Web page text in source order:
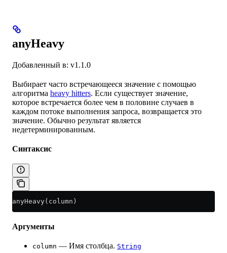
anyHeavy
Добавленный в: v1.1.0
Выбирает часто встречающееся значение с помощью
алгоритма heavy hitters. Если существует значение,
которое встречается более чем в половине случаев в
каждом потоке выполнения запроса, возвращается это
значение. Обычно результат является
недетерминированным.
Синтаксис
anyHeavy(column)
Аргументы
column — Имя столбца. String